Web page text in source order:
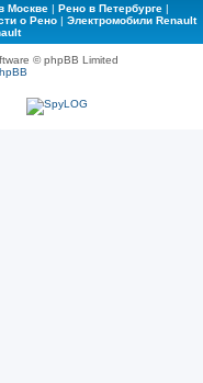
Москве | Рено в Петербурге |
о Рено| Электромобили Renault
© phpBB Limited